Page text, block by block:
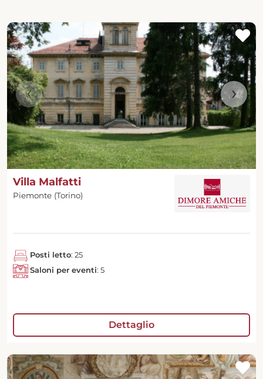
‹ ›
Villa Malfatti
Piemonte (Torino)
Posti letto: 25
Saloni per eventi: 5
Dettaglio